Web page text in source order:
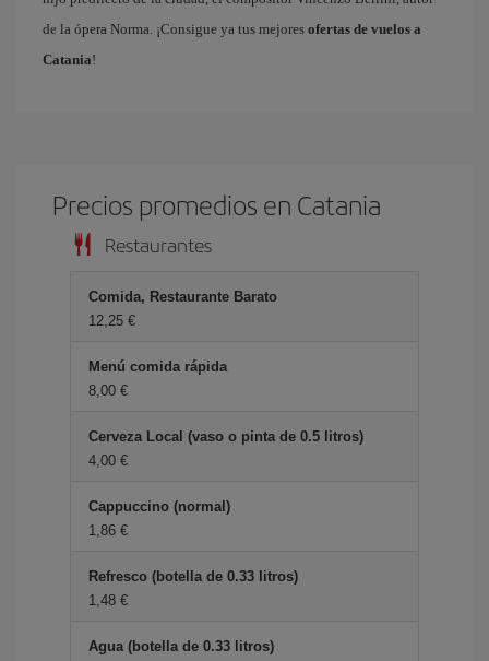
de la ópera Norma. ¡Consigue ya tus mejores ofertas de vuelos a
Catania!
Precios promedios en Catania
Restaurantes
Comida, Restaurante Barato
12,25 €
Menú comida rápida
8,00 €
Cerveza Local (vaso o pinta de 0.5 litros)
4,00 €
Cappuccino (normal)
1,86 €
Refresco (botella de 0.33 litros)
1,48 €
Agua (botella de 0.33 litros)